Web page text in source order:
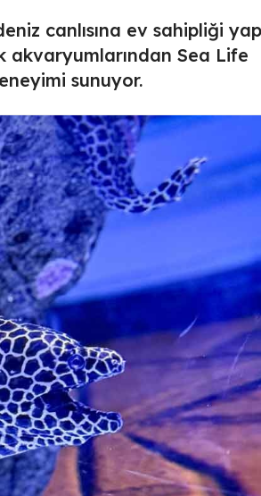
canlısına ev sahipliği
akvaryumlarından Sea Life
sunuyor.